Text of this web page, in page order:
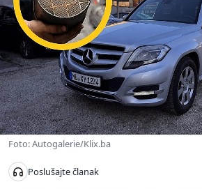
Foto: Autogalerie/Klix.ba
Poslušajte članak